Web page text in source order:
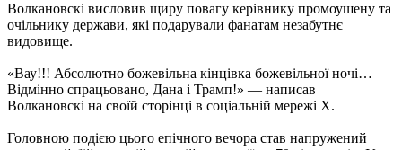
Волкановскі висловив щиру повагу керівнику промоушену та
очільнику держави, які подарували фанатам незабутнє
видовище.
«Вау!!! Абсолютно божевільна кінцівка божевільної ночі…
Відмінно спрацьовано, Дана і Трамп!» — написав
Волкановскі на своїй сторінці в соціальній мережі Х.
Головною подією цього епічного вечора став напружений